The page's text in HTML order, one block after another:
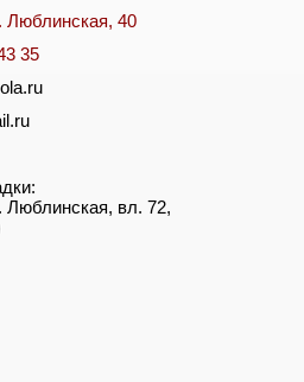
Люблинская, 40
35
Люблинская, вл. 72,